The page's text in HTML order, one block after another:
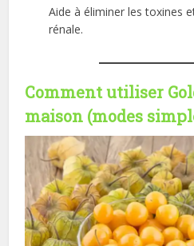
Aide à éliminer les toxines
rénale.
Comment utiliser
maison (modes